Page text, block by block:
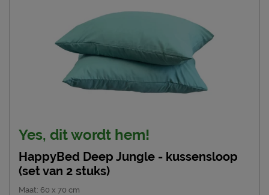
Yes, dit wordt hem!
HappyBed Deep Jungle - kussensloop
(set van 2 stuks)
Maat: 60 x 70 cm